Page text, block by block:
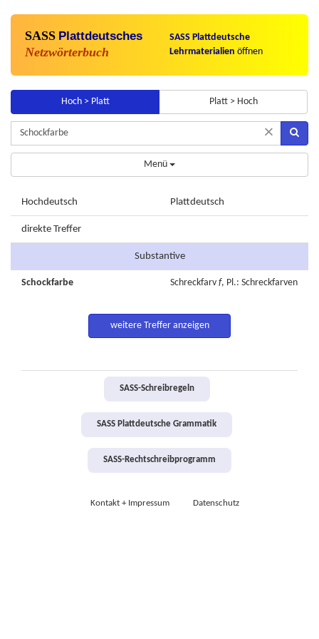
SASS Plattdeutsches
Netzwörterbuch
SASS Plattdeutsche
Lehrmaterialien öffnen
Hoch > Platt Platt > Hoch
×
Menü
Hochdeutsch Plattdeutsch
direkte Treffer
Substantive
Schockfarbe Schreckfarv f, Pl.: Schreckfarven
weitere Treffer anzeigen
SASS-Schreibregeln
SASS Plattdeutsche Grammatik
SASS-Rechtschreibprogramm
Kontakt + Impressum Datenschutz